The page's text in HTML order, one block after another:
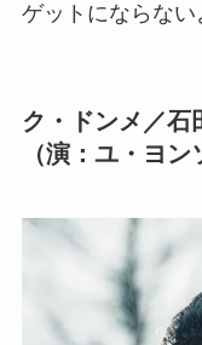
ゲットにならな
ク・ドンメ／石
（演：ユ・ヨン